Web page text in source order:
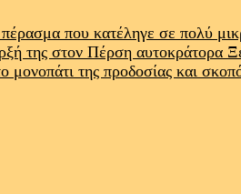
που κατέληγε σε πολύ
της στον Πέρση
μονοπάτι της προδοσίας και